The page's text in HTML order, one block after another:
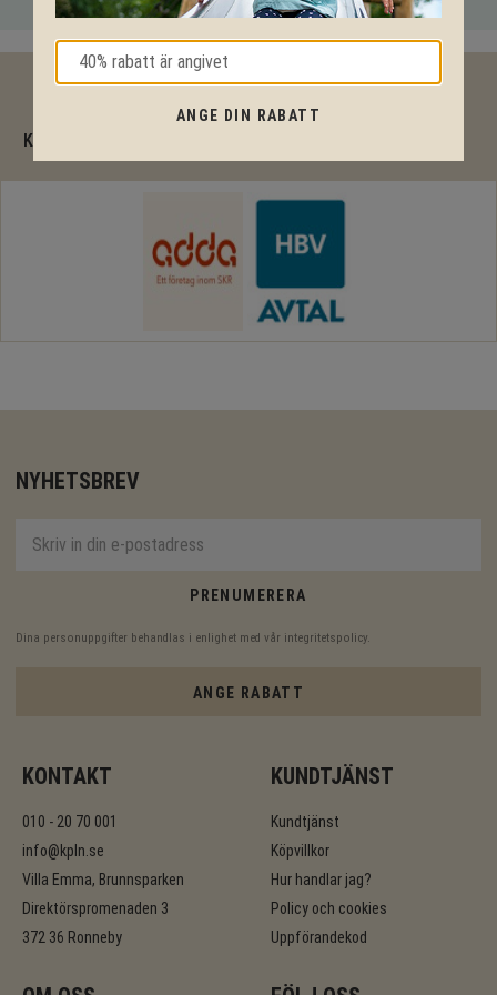
40% rabatt
KPLN Design är en komplett RAM-avtalsleverantör
NYHETSBREV
PRENUMERERA
Dina personuppgifter behandlas i enlighet med vår integritetspolicy
ANGE RABATT
KONTAKT
010 - 20 70 001
info@kpln.se
Villa Emma, Brunnsparken
Direktörspromenaden 3
372 36 Ronneby
KUNDTJÄNST
Kundtjänst
Köpvillkor
Hur handlar jag?
Policy och cookies
Uppförandekod
ANGE DIN RABATT